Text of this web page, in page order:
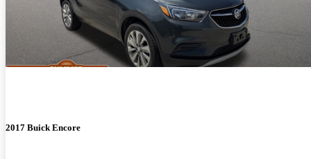
2017 Buick Encore